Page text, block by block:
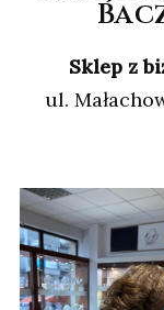
Sklep z
ul.